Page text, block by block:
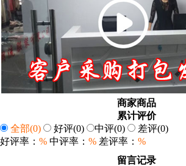
商家商品
累计评价
全部(0) 好评(0) 中评(0) 差评(0)
好评率： % 中评率： % 差评率： %
留言记录